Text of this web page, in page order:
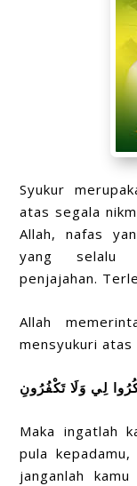
Syukur
atas segala
Allah, nafas
yang selalu
penjajahan.
Allah
mensyukuri atas
لِي وَلَا تَكْفُرُونِ
Maka ingatlah
pula
janganlah